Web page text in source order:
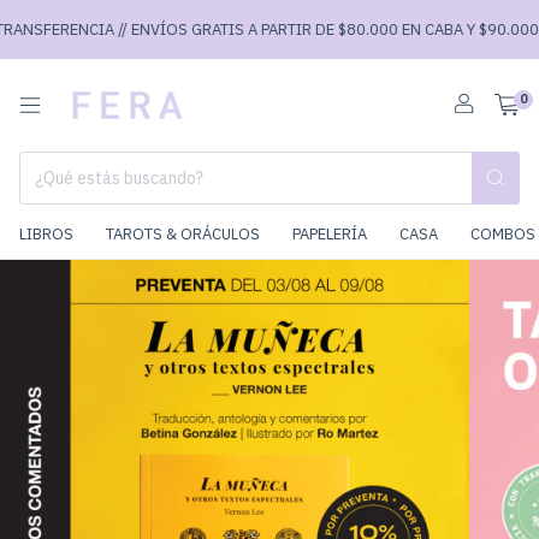
// ENVÍOS GRATIS A PARTIR DE $80.000 EN CABA Y $90.000 EN
0
LIBROS TAROTS & ORÁCULOS PAPELERÍA CASA